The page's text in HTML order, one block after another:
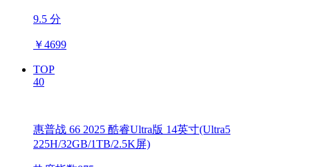
9.5 分
￥4699
TOP
40
惠普战 66 2025 酷睿Ultra版 14英寸(Ultra5
225H/32GB/1TB/2.5K屏)